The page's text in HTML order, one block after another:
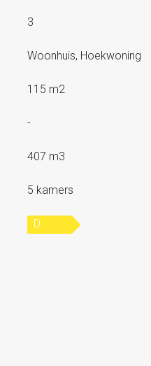
3
Woonhuis, Hoekwoning
115 m2
-
407 m3
5 kamers
D